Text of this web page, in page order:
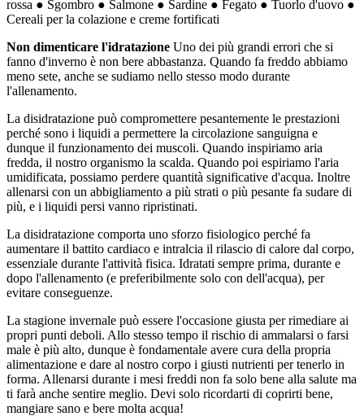
rossa ● Sgombro ● Salmone ● Sardine ● Fegato ● Tuorlo d'uovo ●
Cereali per la colazione e creme fortificati
Non dimenticare l'idratazione Uno dei più grandi errori che si
fanno d'inverno è non bere abbastanza. Quando fa freddo abbiamo
meno sete, anche se sudiamo nello stesso modo durante
l'allenamento.
La disidratazione può compromettere pesantemente le prestazioni
perché sono i liquidi a permettere la circolazione sanguigna e
dunque il funzionamento dei muscoli. Quando inspiriamo aria
fredda, il nostro organismo la scalda. Quando poi espiriamo l'aria
umidificata, possiamo perdere quantità significative d'acqua. Inoltre
allenarsi con un abbigliamento a più strati o più pesante fa sudare di
più, e i liquidi persi vanno ripristinati.
La disidratazione comporta uno sforzo fisiologico perché fa
aumentare il battito cardiaco e intralcia il rilascio di calore dal corpo,
essenziale durante l'attività fisica. Idratati sempre prima, durante e
dopo l'allenamento (e preferibilmente solo con dell'acqua), per
evitare conseguenze.
La stagione invernale può essere l'occasione giusta per rimediare ai
propri punti deboli. Allo stesso tempo il rischio di ammalarsi o farsi
male è più alto, dunque è fondamentale avere cura della propria
alimentazione e dare al nostro corpo i giusti nutrienti per tenerlo in
forma. Allenarsi durante i mesi freddi non fa solo bene alla salute ma
ti farà anche sentire meglio. Devi solo ricordarti di coprirti bene,
mangiare sano e bere molta acqua!